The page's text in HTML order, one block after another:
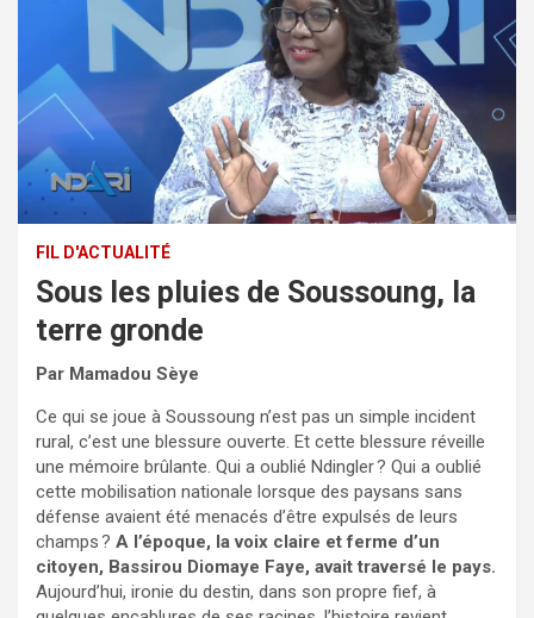
FIL D'ACTUALITÉ
Sous les pluies de Soussoung, la
terre gronde
Par Mamadou Sèye
Ce qui se joue à Soussoung n’est pas un simple incident
rural, c’est une blessure ouverte. Et cette blessure réveille
une mémoire brûlante. Qui a oublié Ndingler ? Qui a oublié
cette mobilisation nationale lorsque des paysans sans
défense avaient été menacés d’être expulsés de leurs
champs ? A l’époque, la voix claire et ferme d’un
citoyen, Bassirou Diomaye Faye, avait traversé le pays.
Aujourd’hui, ironie du destin, dans son propre fief, à